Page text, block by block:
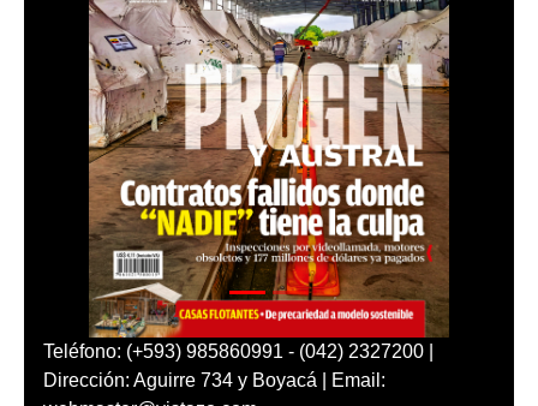
Teléfono: (+593) 985860991 - (042) 2327200 |
Dirección: Aguirre 734 y Boyacá | Email: